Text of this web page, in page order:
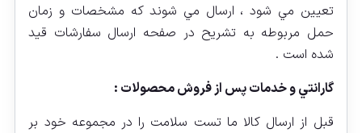
تعيين مي شود ، ارسال مي شوند كه مشخصات و زمان
حمل مربوطه به تشريح در صفحه ارسال سفارشات قيد
شده است .
گارانتي و خدمات پس از فروش محصولات :
قبل از ارسال کالا ما تست سلامت را در مجموعه خود بر